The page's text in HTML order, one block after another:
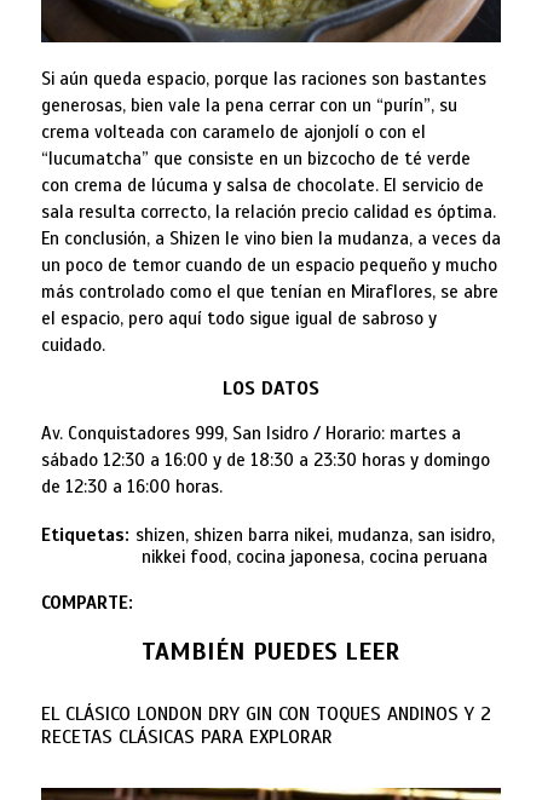
Si aún queda espacio, porque las raciones son bastantes
generosas, bien vale la pena cerrar con un “purín”, su
crema volteada con caramelo de ajonjolí o con el
“lucumatcha” que consiste en un bizcocho de té verde
con crema de lúcuma y salsa de chocolate. El servicio de
sala resulta correcto, la relación precio calidad es óptima.
En conclusión, a Shizen le vino bien la mudanza, a veces da
un poco de temor cuando de un espacio pequeño y mucho
más controlado como el que tenían en Miraflores, se abre
el espacio, pero aquí todo sigue igual de sabroso y
cuidado.
LOS DATOS
Av. Conquistadores 999, San Isidro / Horario: martes a
sábado 12:30 a 16:00 y de 18:30 a 23:30 horas y domingo
de 12:30 a 16:00 horas.
Etiquetas: shizen, shizen barra nikei, mudanza, san isidro,
nikkei food, cocina japonesa, cocina peruana
COMPARTE:
TAMBIÉN PUEDES LEER
EL CLÁSICO LONDON DRY GIN CON TOQUES ANDINOS Y 2
RECETAS CLÁSICAS PARA EXPLORAR